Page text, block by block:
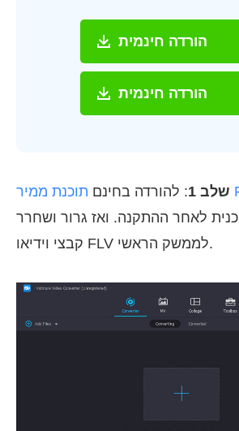
הורדה חינמית
הורדה חינמית
שלב 1 : להורדה בחינם
לאחר ההתקנה. ואז גרור ושחרר
קבצי וידיאו FLV לממשק הראשי.